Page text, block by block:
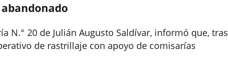
N.° 20 de Julián Augusto Saldívar, informó que, tras
de rastrillaje con apoyo de comisarías